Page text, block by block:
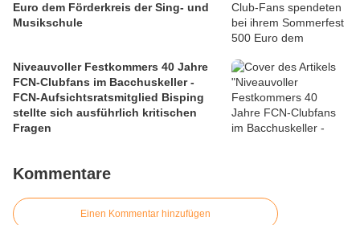
Euro dem Förderkreis der Sing- und
Musikschule
Niveauvoller Festkommers 40 Jahre
FCN-Clubfans im Bacchuskeller -
FCN-Aufsichtsratsmitglied Bisping
stellte sich ausführlich kritischen
Fragen
Kommentare
Einen Kommentar hinzufügen